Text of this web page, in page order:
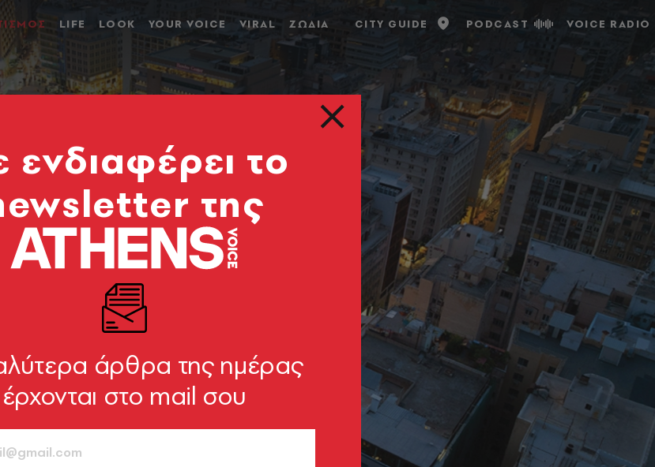
LIFE LOOK YOUR VOICE VIRAL ΖΩΔΙΑ CITY GUIDE PODCAST VOICE RADIO
ενδιαφέρει το
της
άρθρα της ημέρας
έρχονται στο mail σου